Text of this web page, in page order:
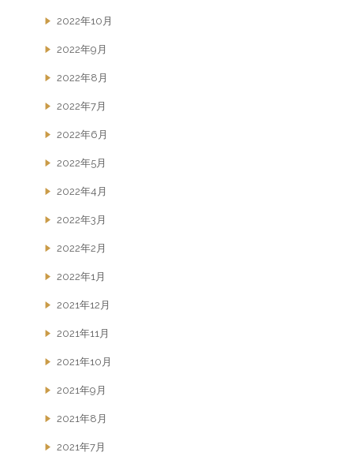
2022年10月
2022年9月
2022年8月
2022年7月
2022年6月
2022年5月
2022年4月
2022年3月
2022年2月
2022年1月
2021年12月
2021年11月
2021年10月
2021年9月
2021年8月
2021年7月